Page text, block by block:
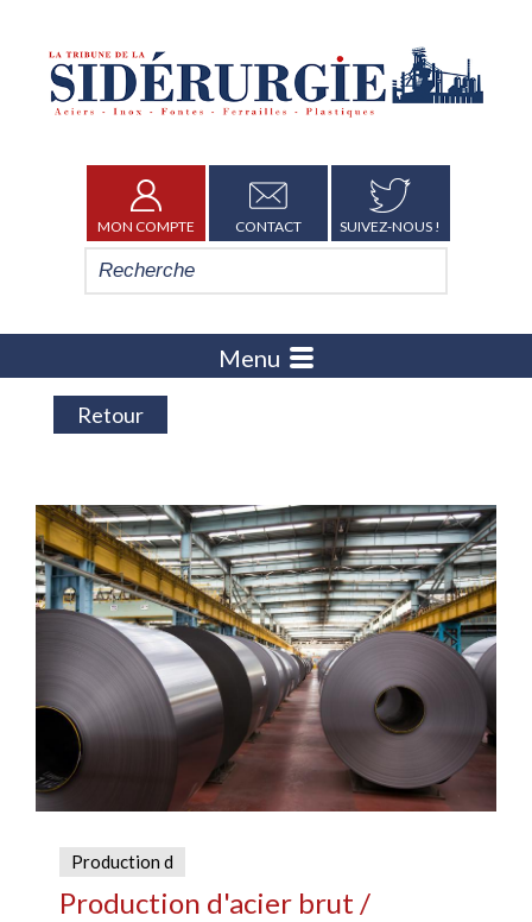
MON COMPTE CONTACT SUIVEZ-NOUS !
Menu
Retour
Production d
Production d'acier brut /